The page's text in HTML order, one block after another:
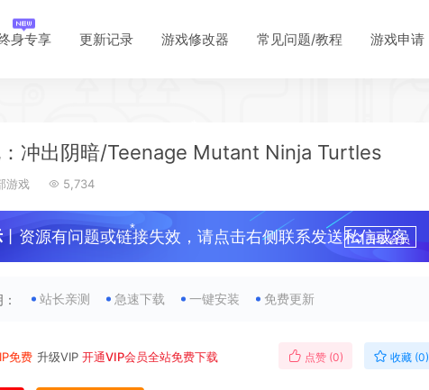
身专享 更新记录 游戏修改器 常见问题/教程 游戏申请
冲出阴暗/Teenage Mutant Ninja Turtles
游戏 5,734
丨资源有问题或链接失效，请点击右侧联系发送私信或客
升级会员
站长亲测 急速下载 一键安装 免费更新
免费 升级VIP 开通VIP会员全站免费下载 点赞 (0) 收藏 (0)
*